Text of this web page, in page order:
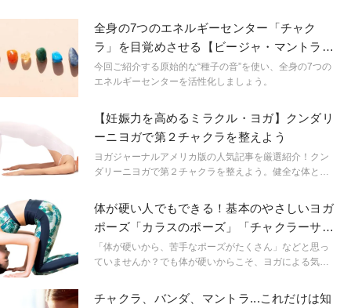
全身の7つのエネルギーセンター「チャク
ラ」を目覚めさせる【ビージャ・マントラ瞑
想】やり方
今回ご紹介する原始的な“種子の音”を使い、全身の7つの
エネルギーセンターを活性化しましょう。
【妊娠力を高めるミラクル・ヨガ】クンダリ
ーニヨガで第２チャクラを整えよう
ヨガジャーナルアメリカ版の人気記事を厳選紹介！クン
ダリーニヨガで第２チャクラを整えよう。健全な体と変
体が硬い人でもできる！基本のやさしいヨガ
ポーズ「カラスのポーズ」「チャクラーサ
ナ」
「体が硬いから、苦手なポーズがたくさん」などと思っ
ていませんか？でも体が硬いからこそ、ヨガによる気づ
を感じられる、基本のポーズを紹介します！
チャクラ、バンダ、マントラ...これだけは知